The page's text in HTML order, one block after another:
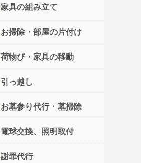
家具の組み立て
お掃除・部屋の片付け
荷物び・家具の移動
引っ越し
お墓参り代行・墓掃除
電球交換、照明取付
謝罪代行